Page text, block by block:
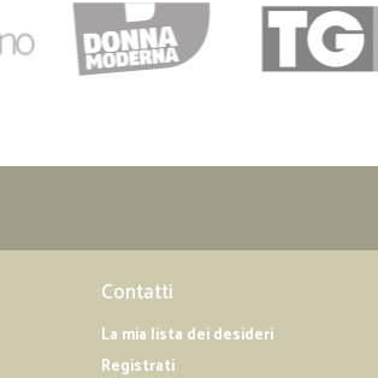
Contatti
La mia lista dei desideri
Registrati